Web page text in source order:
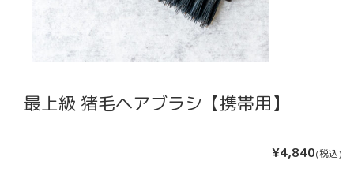
最上級 猪毛ヘアブラシ【携帯用】
¥4,840(税込)